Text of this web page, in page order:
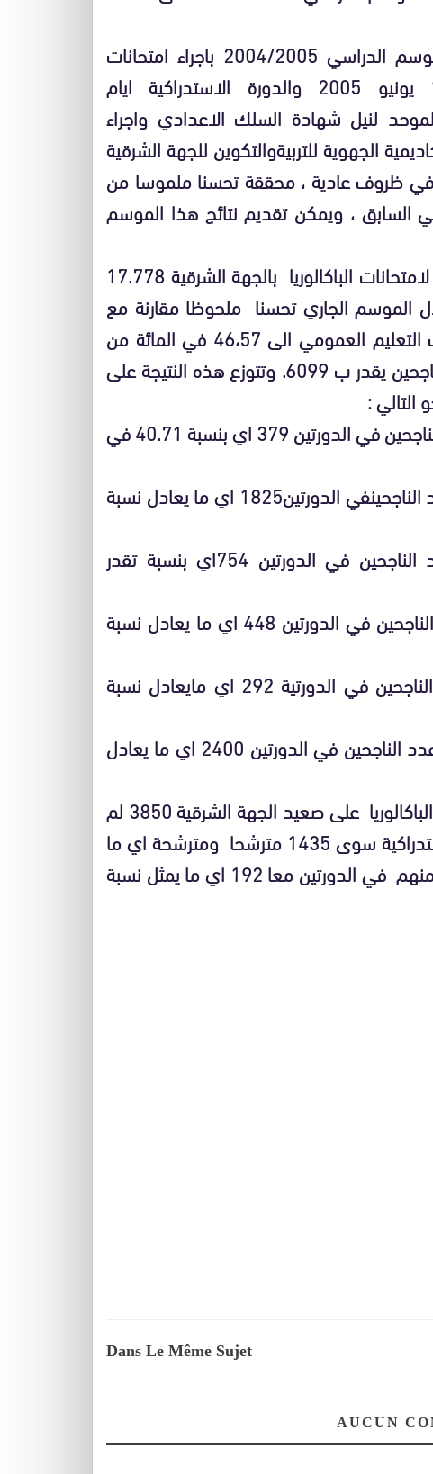
بعد استكمال كل اطوار امتحانات نهاية الموسم الدراسي 2004/2005 باجراء امتحانات
الباكالوريا في دورة يونيو ايام 9و10و11 يونيو 2005 والدورة الاستدراكية ايام
الجهوي الموحد لنيل شهادة السلك الاعدادي واجراء
الجهوية للتربيةوالتكوين للجهة الشرقية
ظروف عادية ، محققة تحسنا ملموسا من
السابق ، ويمكن تقديم نتائج هذا الموسم
نتائج امتحان الباكالوريا / بلغ مجموع المترشحين لامتحانات الباكالوريا بالجهة الشرقية 17.778
الموسم الجاري تحسنا ملحوظا مقارنة مع
نظيرتها للموسم الماضي ، وحيث وصلت بسلك التعليم العمومي الى 46،57 في المائة من
كتلة المترشحين الرسميين اي ما يعادل حجما للناجحين يقدر ب 6099. وتتوزع هذه النتيجة على
التالي :
*نيابة فيجيج : من اصل 976 مترشحا …بلغ عدد الناجحين في الدورتين 379 اي بنسبة 40.71 في
*نيابة الناظور : من أصل 3408 مترشحا …بلغ عدد الناجحينفي الدورتين1825 اي ما يعادل نسبة
*نيابة بركان : من اصل 1889مترشحا بلغ عدد الناجحين في الدورتين 754اي بنسبة تقدر
*نيابة تاوريرت :من أصل 1205مترشحا بلغ عدد الناجحين في الدورتين 448 اي ما يعادل نسبة
*نيابة جرادة : من اصل 721 مترشحا بلغ عدد الناجحين في الدورتية 292 اي مايعادل نسبة
*نيابة وجدة انجاد :من أصل 5729 مترشحا بلغ عدد الناجحين في الدورتين 2400 اي ما يعادل
هذا وقد بلغ عدد المترشحين الاحرار لامتحانات الباكالوريا على صعيد الجهة الشرقية 3850 لم
يحضر منهم لامتحانات دورة يونيو والدورة الاستدراكية سوى 1435 مترشحا ومترشحة اي ما
يمثل نسبة 37.38في المائة وبلغ عدد الناجحين منهم في الدورتين معا 192 اي ما يمثل نسبة
Dans Le Même Sujet
AUCUN